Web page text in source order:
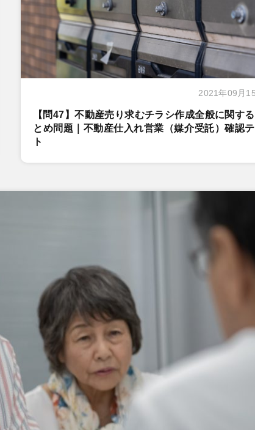
2021年09月
【問47】不動産売り求むチラシ作成全般に関す
とめ問題｜不動産仕入れ営業（媒介受託）確認
ト